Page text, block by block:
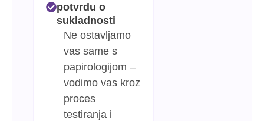
potvrdu o
sukladnosti
Ne ostavljamo
vas same s
papirologijom –
vodimo vas kroz
proces
testiranja i